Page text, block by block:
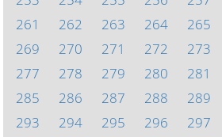
261
262 263 264 265
269
270 271 272 273
277
278 279 280 281
285
286 287 288 289
293
294 295 296 297